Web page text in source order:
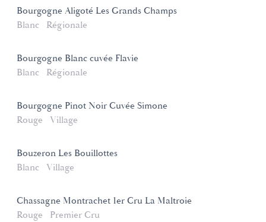
Bourgogne Aligoté Les Grands Champs
Blanc
Régionale
Bourgogne Blanc cuvée Flavie
Blanc
Régionale
Bourgogne Pinot Noir Cuvée Simone
Rouge
Village
Bouzeron Les Bouillottes
Blanc
Village
Chassagne Montrachet 1er Cru La Maltroie
Rouge
Premier Cru